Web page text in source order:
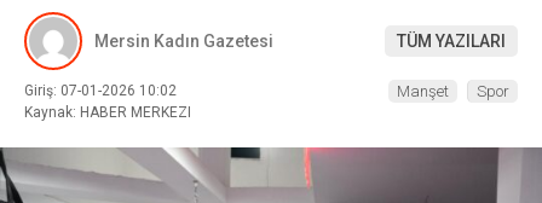
Mersin Kadın Gazetesi TÜM YAZILARI
Giriş: 07-01-2026 10:02
Kaynak: HABER MERKEZI
Manşet Spor